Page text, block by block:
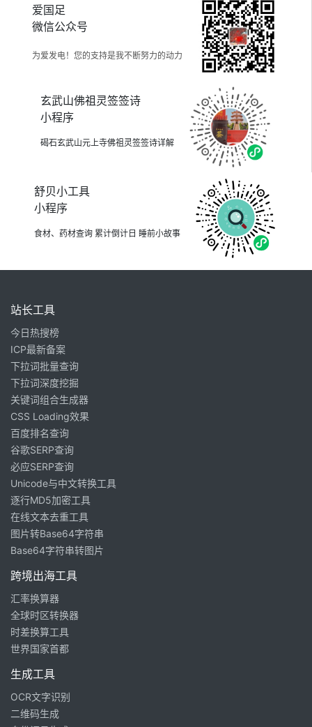
爱国足
微信公众号
为爱发电！您的支持是我不断努力的动力
玄武山佛祖灵签签诗
小程序
碣石玄武山元上寺佛祖灵签签诗详解
舒贝小工具
小程序
食材、药材查询 累计倒计日 睡前小故事
站长工具
今日热搜榜
ICP最新备案
下拉词批量查询
下拉词深度挖掘
关键词组合生成器
CSS Loading效果
百度排名查询
谷歌SERP查询
必应SERP查询
Unicode与中文转换工具
逐行MD5加密工具
在线文本去重工具
图片转Base64字符串
Base64字符串转图片
跨境出海工具
汇率换算器
全球时区转换器
时差换算工具
世界国家首都
生成工具
OCR文字识别
二维码生成